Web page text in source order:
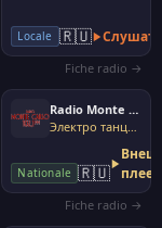
Locale 🇷🇺 Слушать
Fiche radio →
Radio Monte Carlo
Электро танцы дом
Nationale 🇷🇺
плеер
Fiche radio →